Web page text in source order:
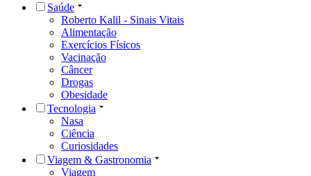
Saúde
Roberto Kalil - Sinais Vitais
Alimentação
Exercícios Físicos
Vacinação
Câncer
Drogas
Obesidade
Tecnologia
Nasa
Ciência
Curiosidades
Viagem & Gastronomia
Viagem